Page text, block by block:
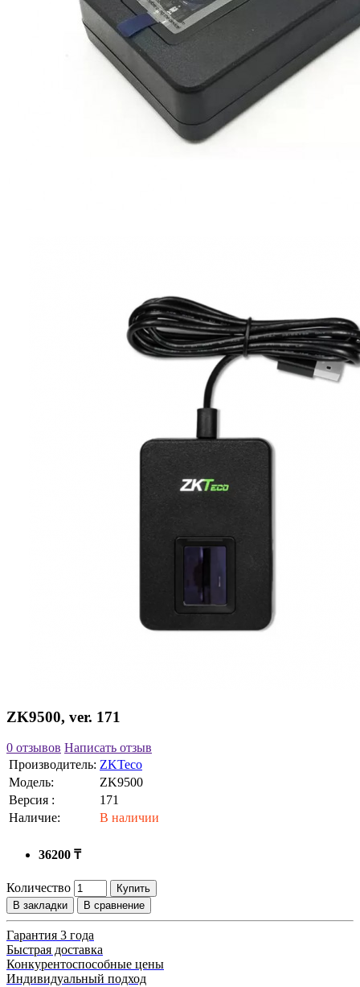
ZK9500, ver. 171
0 отзывов Написать отзыв
Производитель: ZKTeco
Модель:
ZK9500
Версия :
171
Наличие:
В наличии
36200 ₸
Количество
Купить
В закладки
В сравнение
Гарантия 3 года
Быстрая доставка
Конкурентоспособные цены
Индивидуальный подход